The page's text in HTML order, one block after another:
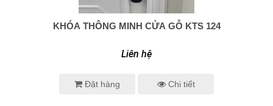
0938 414 005
KHÓA THÔNG MINH CỬA GỖ KTS 124
Liên hệ
Đặt hàng Chi tiết